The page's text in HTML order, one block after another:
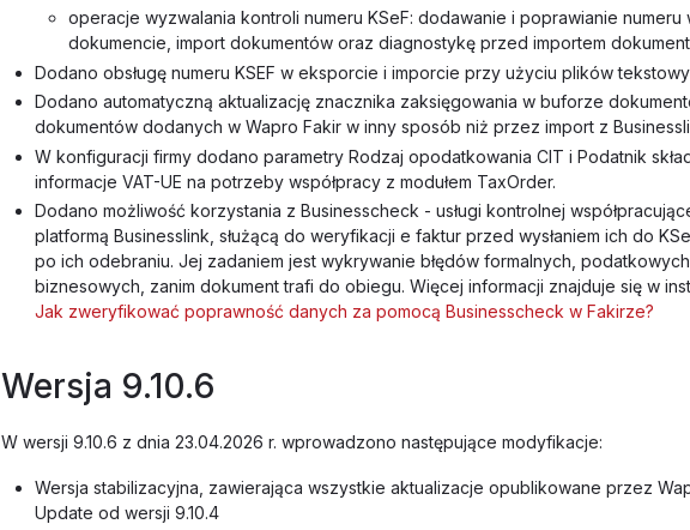
operacje wyzwalania kontroli numeru KSeF: dodawanie i poprawianie numeru
dokumencie, import dokumentów oraz diagnostykę przed importem
Dodano obsługę numeru KSEF w eksporcie i imporcie przy użyciu plików
Dodano automatyczną aktualizację znacznika zaksięgowania w buforze
dokumentów dodanych w Wapro Fakir w inny sposób niż przez import z
W konfiguracji firmy dodano parametry Rodzaj opodatkowania CIT i Podatnik
informacje VAT-UE na potrzeby współpracy z modułem TaxOrder.
Dodano możliwość korzystania z Businesscheck - usługi kontrolnej
platformą Businesslink, służącą do weryfikacji e faktur przed wysłaniem ich do
po ich odebraniu. Jej zadaniem jest wykrywanie błędów formalnych,
biznesowych, zanim dokument trafi do obiegu. Więcej informacji znajduje się w
Jak zweryfikować poprawność danych za pomocą Businesscheck w Fakirze?
Wersja 9.10.6
W wersji 9.10.6 z dnia 23.04.2026 r. wprowadzono następujące modyfikacje:
Wersja stabilizacyjna, zawierająca wszystkie aktualizacje opublikowane przez
Update od wersji 9.10.4